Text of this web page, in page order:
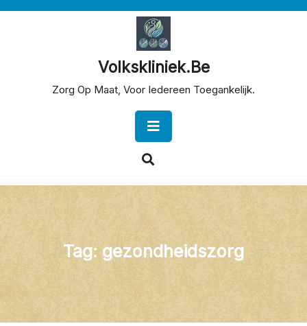
Volkskliniek.be
Zorg Op Maat, Voor Iedereen Toegankelijk.
Button
Tag: gezondheidszorg